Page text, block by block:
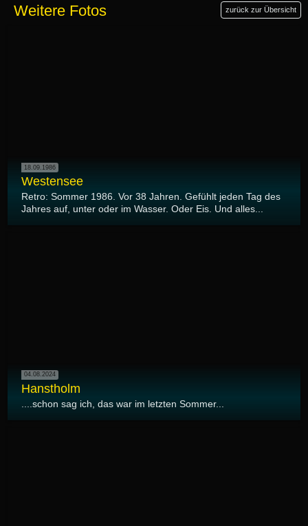
Weitere Fotos zurück zur Übersicht
18.09.1986
Westensee
Retro: Sommer 1986. Vor 38 Jahren. Gefühlt jeden Tag des
Jahres auf, unter oder im Wasser. Oder Eis. Und alles...
04.08.2024
Hanstholm
....schon sag ich, das war im letzten Sommer...